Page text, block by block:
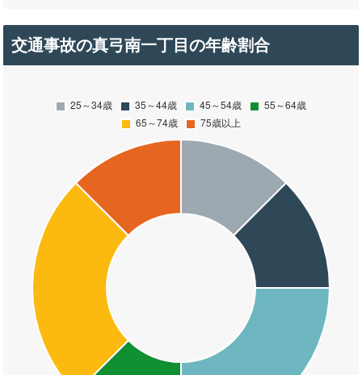
交通事故の真弓南一丁目の年齢割合